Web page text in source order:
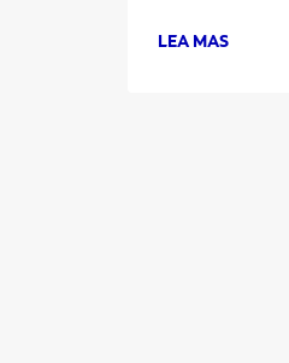
LEA MAS